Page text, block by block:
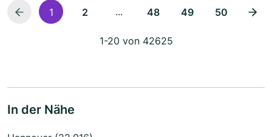
1 2 ... 48 49 50
1-20 von 42625
In der Nähe